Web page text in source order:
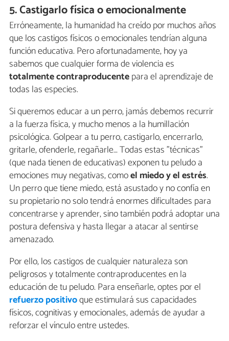
5. Castigarlo física o emocionalmente
Erróneamente, la humanidad ha creído por muchos años
que los castigos físicos o emocionales tendrían alguna
función educativa. Pero afortunadamente, hoy ya
sabemos que cualquier forma de violencia es
totalmente contraproducentepara el aprendizaje de
todas las especies.
Si queremos educar a un perro, jamás debemos recurrir
a la fuerza física, y mucho menos a la humillación
psicológica. Golpear a tu perro, castigarlo, encerrarlo,
gritarle, ofenderle, regañarle… Todas estas "técnicas"
(que nada tienen de educativas) exponen tu peludo a
emociones muy negativas, comoel miedo y el estrés.
Un perro que tiene miedo, está asustado y no confía en
su propietario no solo tendrá enormes dificultades para
concentrarse y aprender, sino también podrá adoptar una
postura defensiva y hasta llegar a atacar al sentirse
amenazado.
Por ello, los castigos de cualquier naturaleza son
peligrosos y totalmente contraproducentes en la
educación de tu peludo. Para enseñarle, optes por el
refuerzo positivoque estimulará sus capacidades
físicos, cognitivas y emocionales, además de ayudar a
reforzar el vínculo entre ustedes.